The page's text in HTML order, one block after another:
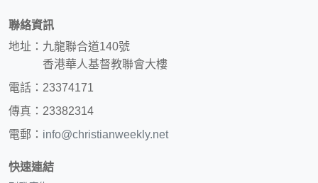
聯絡資訊
地址：九龍聯合道140號
香港華人基督教聯會大樓
電話：23374171
傳真：23382314
電郵： info@christianweekly.net
快速連結